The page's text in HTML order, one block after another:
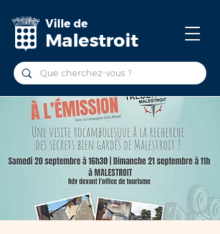
Ville de
Malestroit